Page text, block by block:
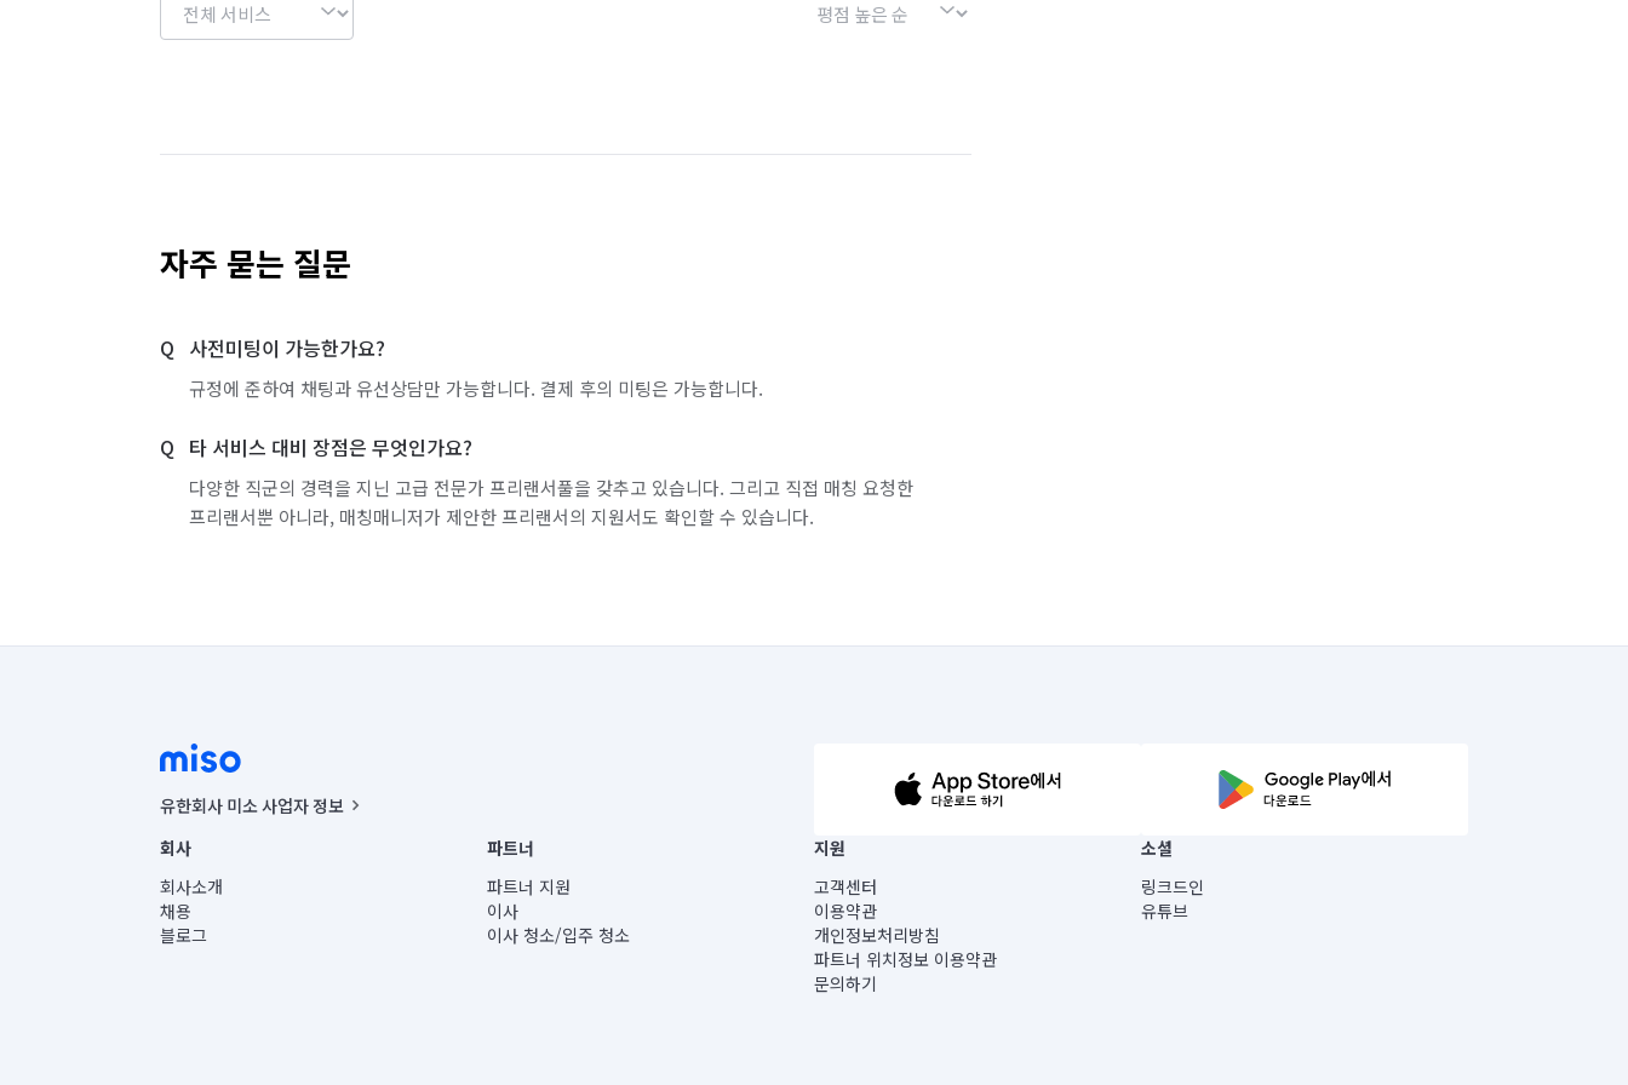
자주 묻는 질문
사전미팅이 가능한가요?
규정에 준하여 채팅과 유선상담만 가능합니다. 결제 후의 미팅은 가능합니다.
타 서비스 대비 장점은 무엇인가요?
다양한 직군의 경력을 지닌 고급 전문가 프리랜서풀을 갖추고 있습니다. 그리고 직접 매칭 요청한
프리랜서뿐 아니라, 매칭매니저가 제안한 프리랜서의 지원서도 확인할 수 있습니다.
유한회사 미소 사업자 정보
사업자등록번호 : 291-87-00271 | 인허가번호 : 2016-3220163-14-5-00019 |
통신판매신고번호 : 2024-서울종로-1400(공정거래위원회 정보) |
대표이사 : CHING VICTOR COLUMBIA RHEE
주소 | 본사: 서울특별시 종로구 율곡로 6(중학동, 트윈트리빌딩) B동 5층
컨택센터 : 서울특별시 종로구 수송동 율곡로 24, 7층, 8층 미소
회사
회사소개
채용
블로그
파트너
파트너 지원
이사
이사 청소/입주 청소
지원
고객센터
이용약관
개인정보처리방침
파트너 위치정보 이용약관
문의하기
소셜
링크드인
유튜브